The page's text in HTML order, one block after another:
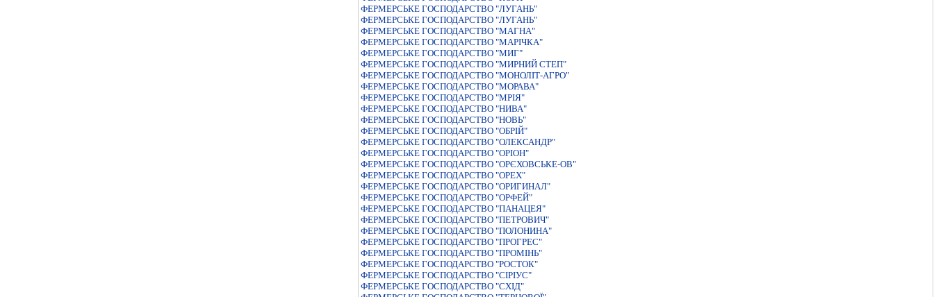
ФЕРМЕРСЬКЕ ГОСПОДАРСТВО "ЛУГАНЬ"
ФЕРМЕРСЬКЕ ГОСПОДАРСТВО "ЛУГАНЬ"
ФЕРМЕРСЬКЕ ГОСПОДАРСТВО "МАГНА"
ФЕРМЕРСЬКЕ ГОСПОДАРСТВО "МАРIЧКА"
ФЕРМЕРСЬКЕ ГОСПОДАРСТВО "МИГ"
ФЕРМЕРСЬКЕ ГОСПОДАРСТВО "МИРНИЙ СТЕП"
ФЕРМЕРСЬКЕ ГОСПОДАРСТВО "МОНОЛІТ-АГРО"
ФЕРМЕРСЬКЕ ГОСПОДАРСТВО "МОРАВА"
ФЕРМЕРСЬКЕ ГОСПОДАРСТВО "МРIЯ"
ФЕРМЕРСЬКЕ ГОСПОДАРСТВО "НИВА"
ФЕРМЕРСЬКЕ ГОСПОДАРСТВО "НОВЬ"
ФЕРМЕРСЬКЕ ГОСПОДАРСТВО "ОБРIЙ"
ФЕРМЕРСЬКЕ ГОСПОДАРСТВО "ОЛЕКСАНДР"
ФЕРМЕРСЬКЕ ГОСПОДАРСТВО "ОРIОН"
ФЕРМЕРСЬКЕ ГОСПОДАРСТВО "ОРЄХОВСЬКЕ-ОВ"
ФЕРМЕРСЬКЕ ГОСПОДАРСТВО "ОРЕХ"
ФЕРМЕРСЬКЕ ГОСПОДАРСТВО "ОРИГИНАЛ"
ФЕРМЕРСЬКЕ ГОСПОДАРСТВО "ОРФЕЙ"
ФЕРМЕРСЬКЕ ГОСПОДАРСТВО "ПАНАЦЕЯ"
ФЕРМЕРСЬКЕ ГОСПОДАРСТВО "ПЕТРОВИЧ"
ФЕРМЕРСЬКЕ ГОСПОДАРСТВО "ПОЛОНИНА"
ФЕРМЕРСЬКЕ ГОСПОДАРСТВО "ПРОГРЕС"
ФЕРМЕРСЬКЕ ГОСПОДАРСТВО "ПРОМIНЬ"
ФЕРМЕРСЬКЕ ГОСПОДАРСТВО "РОСТОК"
ФЕРМЕРСЬКЕ ГОСПОДАРСТВО "СIРIУС"
ФЕРМЕРСЬКЕ ГОСПОДАРСТВО "СХІД"